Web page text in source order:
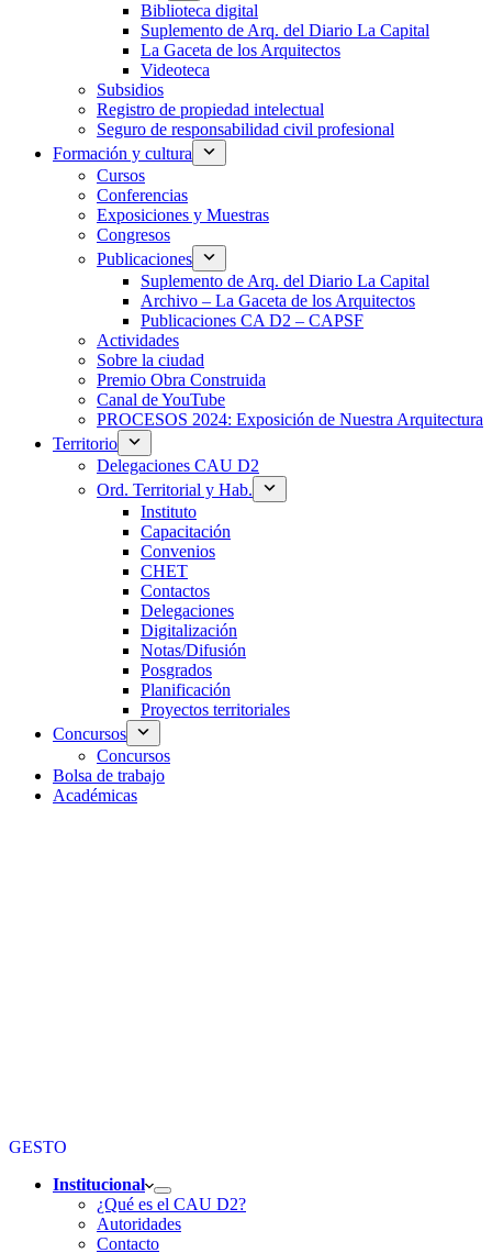
Biblioteca digital
Suplemento de Arq. del Diario La Capital
La Gaceta de los Arquitectos
Videoteca
Subsidios
Registro de propiedad intelectual
Seguro de responsabilidad civil profesional
Formación y cultura
Cursos
Conferencias
Exposiciones y Muestras
Congresos
Publicaciones
Suplemento de Arq. del Diario La Capital
Archivo – La Gaceta de los Arquitectos
Publicaciones CA D2 – CAPSF
Actividades
Sobre la ciudad
Premio Obra Construida
Canal de YouTube
PROCESOS 2024: Exposición de Nuestra Arquitectura
Territorio
Delegaciones CAU D2
Ord. Territorial y Hab.
Instituto
Capacitación
Convenios
CHET
Contactos
Delegaciones
Digitalización
Notas/Difusión
Posgrados
Planificación
Proyectos territoriales
Concursos
Concursos
Bolsa de trabajo
Académicas
GESTO
Institucional
¿Qué es el CAU D2?
Autoridades
Contacto